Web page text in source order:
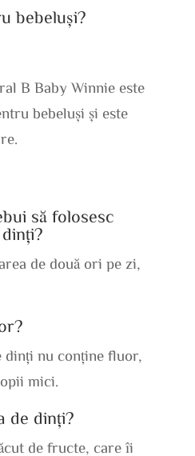
bebeluși?
B Baby Winnie este
bebeluși și este
să folosesc
de două ori pe zi,
dinți nu conține fluor,
mici.
de dinți?
de fructe, care îi